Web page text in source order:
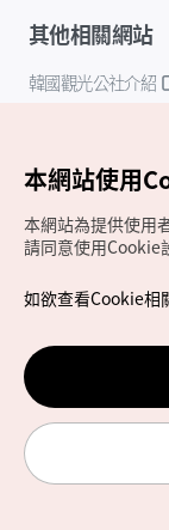
其他相關網站
韓國觀光公社介紹
Copyrights (c)
如有相關疑問
本網站使用
本網站為提供使用
請同意使用Cookie
如欲查看Cookie相